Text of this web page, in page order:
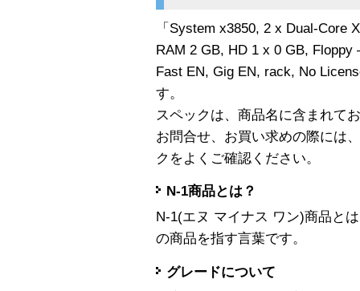
「System x3850, 2 x Dual-Core
RAM 2 GB, HD 1 x 0 GB,
Fast EN, Gig EN, rack, No
す。
スペックは、商品名に含まれて
お問合せ、お買い求めの際には
クをよくご確認ください。
N-1商品とは？
N-1(エヌ マイナス ワン)商品と
の商品を指す言葉です。
グレードについて